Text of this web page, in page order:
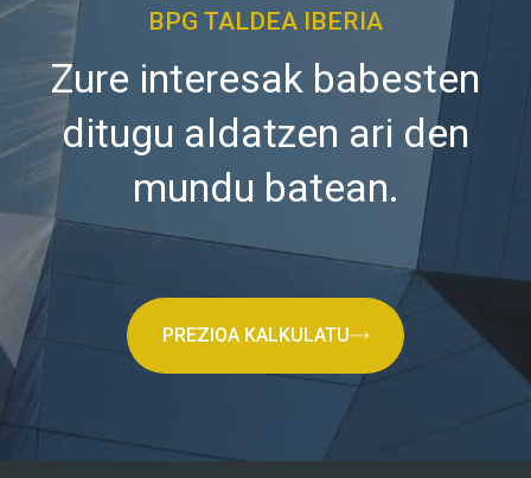
BPG TALDEA IBERIA
Zure interesak babesten
ditugu aldatzen ari den
mundu batean.
PREZIOA KALKULATU